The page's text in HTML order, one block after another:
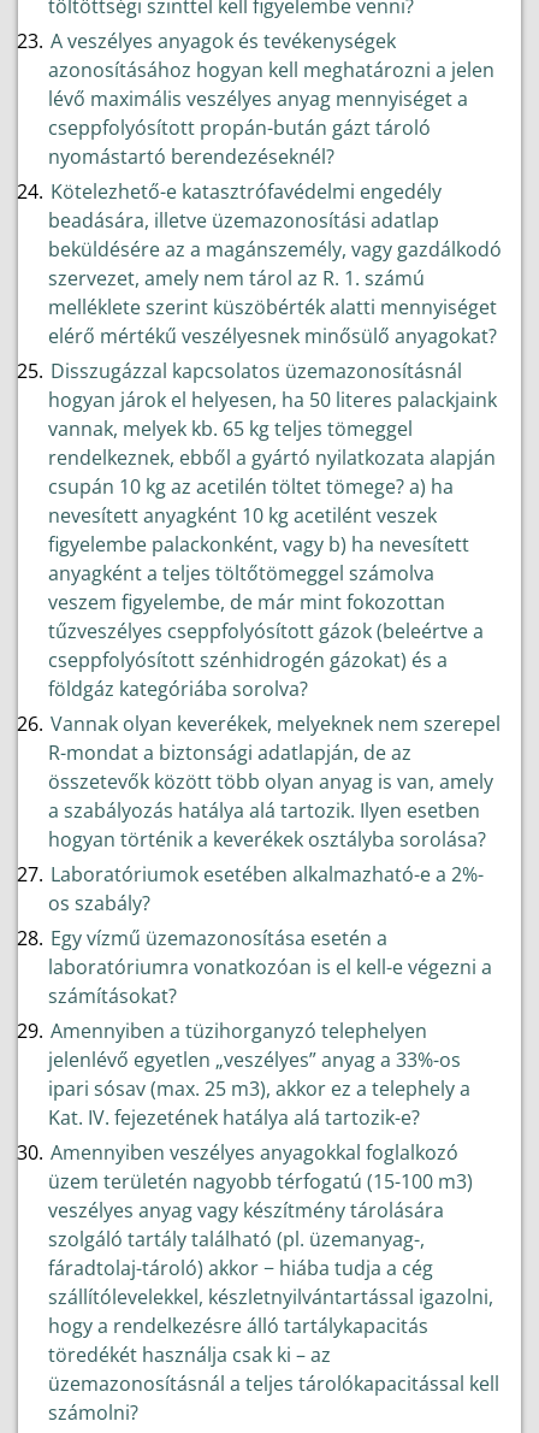
töltöttségi szinttel kell figyelembe venni?
A veszélyes anyagok és tevékenységek
azonosításához hogyan kell meghatározni a jelen
lévő maximális veszélyes anyag mennyiséget a
cseppfolyósított propán-bután gázt tároló
nyomástartó berendezéseknél?
Kötelezhető-e katasztrófavédelmi engedély
beadására, illetve üzemazonosítási adatlap
beküldésére az a magánszemély, vagy gazdálkodó
szervezet, amely nem tárol az R. 1. számú
melléklete szerint küszöbérték alatti mennyiséget
elérő mértékű veszélyesnek minősülő anyagokat?
Disszugázzal kapcsolatos üzemazonosításnál
hogyan járok el helyesen, ha 50 literes palackjaink
vannak, melyek kb. 65 kg teljes tömeggel
rendelkeznek, ebből a gyártó nyilatkozata alapján
csupán 10 kg az acetilén töltet tömege? a) ha
nevesített anyagként 10 kg acetilént veszek
figyelembe palackonként, vagy b) ha nevesített
anyagként a teljes töltőtömeggel számolva
veszem figyelembe, de már mint fokozottan
tűzveszélyes cseppfolyósított gázok (beleértve a
cseppfolyósított szénhidrogén gázokat) és a
földgáz kategóriába sorolva?
Vannak olyan keverékek, melyeknek nem szerepel
R-mondat a biztonsági adatlapján, de az
összetevők között több olyan anyag is van, amely
a szabályozás hatálya alá tartozik. Ilyen esetben
hogyan történik a keverékek osztályba sorolása?
Laboratóriumok esetében alkalmazható-e a 2%-
os szabály?
Egy vízmű üzemazonosítása esetén a
laboratóriumra vonatkozóan is el kell-e végezni a
számításokat?
Amennyiben a tüzihorganyzó telephelyen
jelenlévő egyetlen „veszélyes” anyag a 33%-os
ipari sósav (max. 25 m3), akkor ez a telephely a
Kat. IV. fejezetének hatálya alá tartozik-e?
Amennyiben veszélyes anyagokkal foglalkozó
üzem területén nagyobb térfogatú (15-100 m3)
veszélyes anyag vagy készítmény tárolására
szolgáló tartály található (pl. üzemanyag-,
fáradtolaj-tároló) akkor − hiába tudja a cég
szállítólevelekkel, készletnyilvántartással igazolni,
hogy a rendelkezésre álló tartálykapacitás
töredékét használja csak ki – az
üzemazonosításnál a teljes tárolókapacitással kell
számolni?